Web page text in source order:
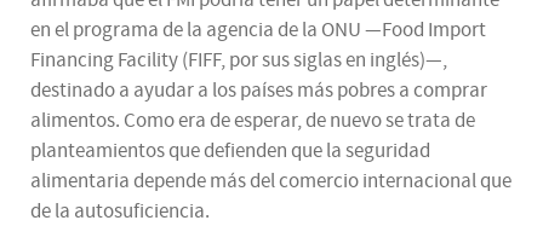
en el programa de la agencia de la ONU —Food Import
Financing Facility (FIFF, por sus siglas en inglés)—,
destinado a ayudar a los países más pobres a comprar
alimentos. Como era de esperar, de nuevo se trata de
planteamientos que defienden que la seguridad
alimentaria depende más del comercio internacional que
de la autosuficiencia.